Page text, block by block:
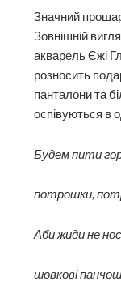
Значний
Зовнішній
акварель Єжі
розносить
панталони та
оспівуються в
Будем пити
потрошки,
Аби жиди не
шовкові